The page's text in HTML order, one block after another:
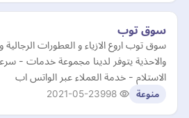
سوق توب
سوق توب اروع الازياء و العطورات الرجالية
والاحذية يتوفر لدينا مجموعة خدمات -
الاستلام - خدمة العملاء عبر الواتس اب
منوعة 2021-05-23